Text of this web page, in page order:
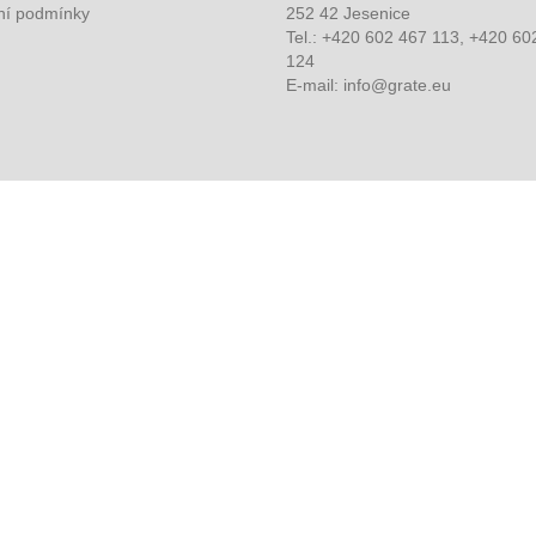
podmínky
252 42 Jesenice
Tel.: +420 602 467 113, +420
124
E-mail: info@grate.eu